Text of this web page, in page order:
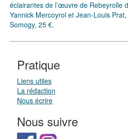
éclairantes de l’œuvre de Rebeyrolle
Yannick Mercoyrol et Jean-Louis
Somogy, 25 €.
Pratique
Liens utiles
La rédaction
Nous écrire
Nous suivre